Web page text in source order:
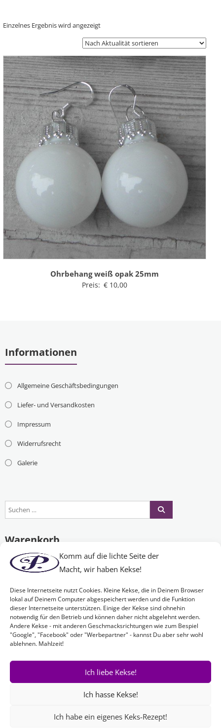
Komm auf die lichte Seite der
Macht, wir haben Kekse!
Diese Internetseite nutzt Cookies. Kleine Kekse, die in Deinem Browser
lokal auf Deinem Computer abgespeichert werden und die Funktion
dieser Internetseite unterstützen. Einige der Kekse sind ohnehin
notwendig für den Betrieb und können daher nicht abgelehnt werden.
Andere Kekse - mit anderen Geschmacksrichtungen wie zum Bespiel
"Google", "Facebook" oder "Werbepartner" - kannst Du aber sehr wohl
ablehnen. Mahlzeit!
Ich liebe Kekse!
Ich hasse Kekse!
Ich habe ein eigenes Keks-Rezept!
Einzelnes Ergebnis wird angezeigt
Ohrbehang weiß opak 25mm
Preis: €10,00
Informationen
Allgemeine Geschäftsbedingungen
Liefer- und Versandkosten
Impressum
Widerrufsrecht
Galerie
Warenkorb
Es befinden sich keine Produkte im Warenkorb.
Nichts Passendes gefunden?
Wenn Sie nach etwas Bestimmtem suchen oder gerne ein Produkt
Ihren Wünschen entsprechend anfertigen lassen möchten,
einfach!